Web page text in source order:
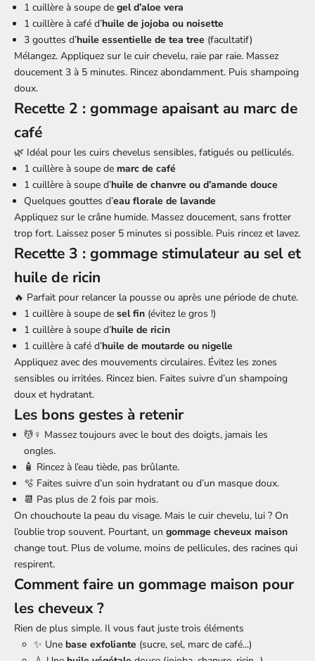
1 cuillère à soupe de gel d’aloe vera
1 cuillère à café d’huile de jojoba ou noisette
3 gouttes d’huile essentielle de tea tree (facultatif)
Mélangez. Appliquez sur le cuir chevelu, raie par raie. Massez
doucement 3 à 5 minutes. Rincez abondamment. Puis shampoing
doux.
Recette 2 : gommage apaisant au marc de
café
🌿 Idéal pour les cuirs chevelus sensibles, fatigués ou pelliculés.
1 cuillère à soupe de marc de café
1 cuillère à soupe d’huile de chanvre ou d’amande douce
Quelques gouttes d’eau florale de lavande
Appliquez sur le crâne humide. Massez doucement, sans frotter
trop fort. Laissez poser 5 minutes si possible. Puis rincez et lavez.
Recette 3 : gommage stimulateur au sel et
huile de ricin
🔥 Parfait pour relancer la pousse ou après une période de chute.
1 cuillère à soupe de sel fin (évitez le gros !)
1 cuillère à soupe d’huile de ricin
1 cuillère à café d’huile de moutarde ou nigelle
Appliquez avec des mouvements circulaires. Évitez les zones
sensibles ou irritées. Rincez bien. Faites suivre d’un shampoing
doux et hydratant.
Les bons gestes à retenir
💆♀️ Massez toujours avec le bout des doigts, jamais les
ongles.
🧴 Rincez à l’eau tiède, pas brûlante.
🫧 Faites suivre d’un soin hydratant ou d’un masque doux.
📆 Pas plus de 2 fois par mois.
On chouchoute la peau du visage. Mais le cuir chevelu, lui ? On
l’oublie trop souvent. Pourtant, un gommage cheveux maison
change tout. Plus de volume, moins de pellicules, des racines qui
respirent.
Comment faire un gommage maison pour
les cheveux ?
Rien de plus simple. Il vous faut juste trois éléments
✨ Une base exfoliante (sucre, sel, marc de café...)